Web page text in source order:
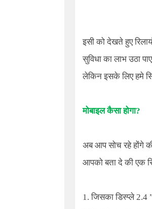
इसी को देखते हुए
सुविधा का लाभ उठा
लेकिन इसके लिए हमे
मोबाइल कैसा होगा?
अब आप सोच रहे होंगे
आपको बता दे की एक
1. जिसका डिस्प्ले 2.4